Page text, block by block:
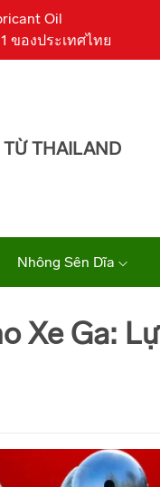
Oil
ของประเทศไทย
TỪ THAILAND
Nhông Sên Dĩa
Xe Ga: